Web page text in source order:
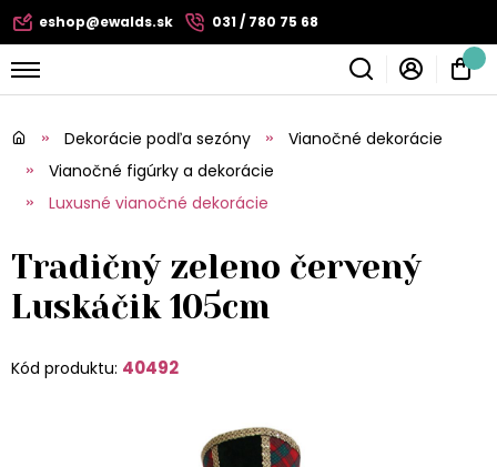
eshop@ewalds.sk 031 / 780 75 68
Dekorácie podľa sezóny
Vianočné dekorácie
Vianočné figúrky a dekorácie
Luxusné vianočné dekorácie
Tradičný zeleno červený
Luskáčik 105cm
Kód produktu: 40492